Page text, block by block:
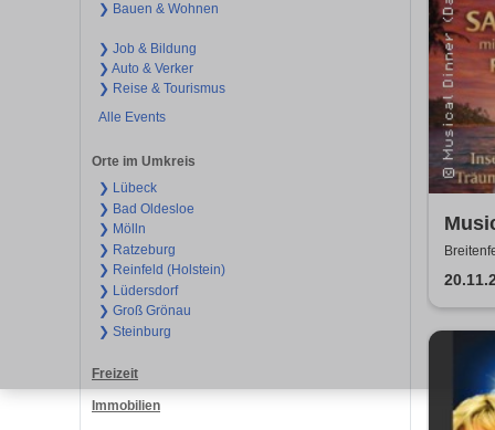
❯ Bauen & Wohnen
❯ Job & Bildung
❯ Auto & Verker
❯ Reise & Tourismus
Alle Events
Orte im Umkreis
❯ Lübeck
❯ Bad Oldesloe
❯ Mölln
❯ Ratzeburg
❯ Reinfeld (Holstein)
❯ Lüdersdorf
❯ Groß Grönau
❯ Steinburg
Freizeit
Immobilien